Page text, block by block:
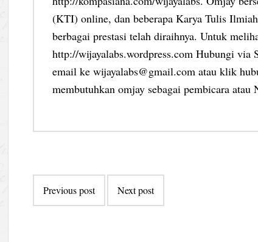
(KTI) online, dan beberapa Karya Tulis
berbagai prestasi telah diraihnya. Untuk
http://wijayalabs.wordpress.com Hubungi
email ke wijayalabs@gmail.com atau klik
membutuhkan omjay sebagai pembicara atau
Post
navigation
Previous post Next post